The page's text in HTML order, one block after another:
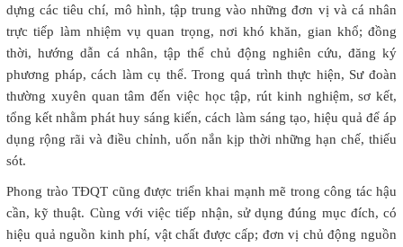
dựng các tiêu chí, mô hình, tập trung vào những đơn vị và cá nhân
trực tiếp làm nhiệm vụ quan trọng, nơi khó khăn, gian khổ; đồng
thời, hướng dẫn cá nhân, tập thể chủ động nghiên cứu, đăng ký
phương pháp, cách làm cụ thể. Trong quá trình thực hiện, Sư đoàn
thường xuyên quan tâm đến việc học tập, rút kinh nghiệm, sơ kết,
tổng kết nhằm phát huy sáng kiến, cách làm sáng tạo, hiệu quả để áp
dụng rộng rãi và điều chỉnh, uốn nắn kịp thời những hạn chế, thiếu
sót.
Phong trào TĐQT cũng được triển khai mạnh mẽ trong công tác hậu
cần, kỹ thuật. Cùng với việc tiếp nhận, sử dụng đúng mục đích, có
hiệu quả nguồn kinh phí, vật chất được cấp; đơn vị chủ động nguồn